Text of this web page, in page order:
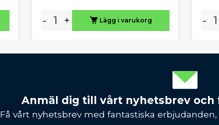
- + Lägg i varukorg -
Anmäl dig till vårt nyhetsbrev och
Få vårt nyhetsbrev med fantastiska